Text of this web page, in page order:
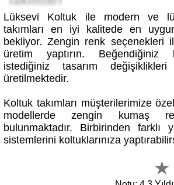
Lüksevi Koltuk ile modern ve
takımları en iyi kalitede en
bekliyor. Zengin renk seçenekleri
üretim yaptırın. Beğendiğiniz
istediğiniz tasarım
üretilmektedir.
modellerde zengin kumaş
bulunmaktadır. Birbirinden farklı
sistemlerini koltuklarınıza
Notu: 4,3